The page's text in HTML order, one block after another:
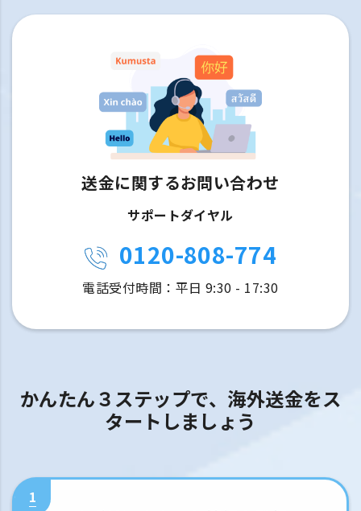
送金に関するお問い合わせ
サポートダイヤル
0120-808-774
電話受付時間：平日 9:30 - 17:30
かんたん３ステップで、海外送金をス
タートしましょう
1